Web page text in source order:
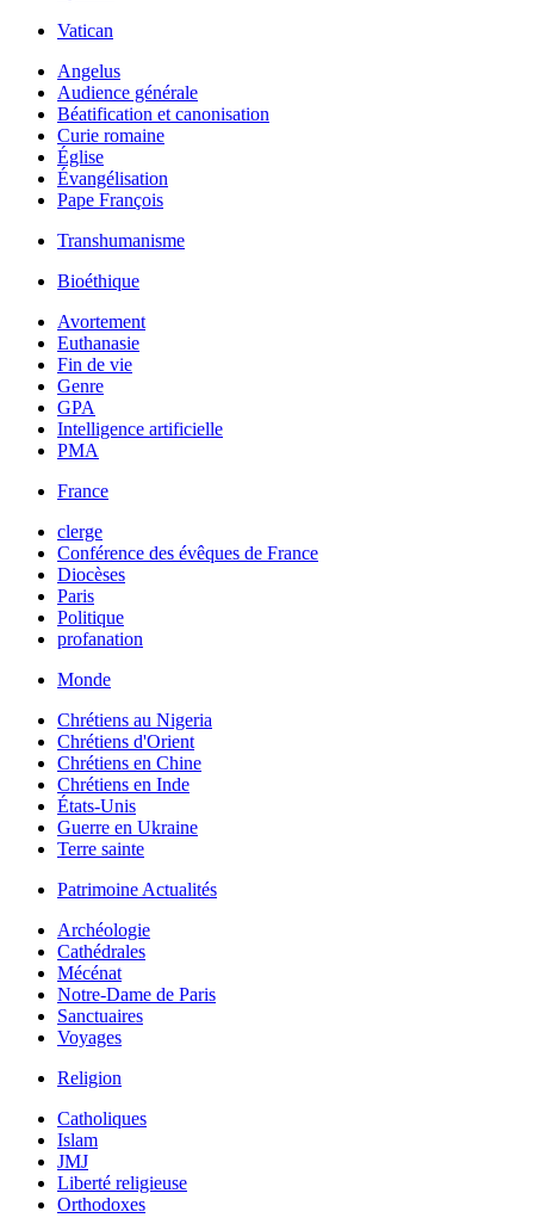
Vatican
Angelus
Audience générale
Béatification et canonisation
Curie romaine
Église
Évangélisation
Pape François
Transhumanisme
Bioéthique
Avortement
Euthanasie
Fin de vie
Genre
GPA
Intelligence artificielle
PMA
France
clerge
Conférence des évêques de France
Diocèses
Paris
Politique
profanation
Monde
Chrétiens au Nigeria
Chrétiens d'Orient
Chrétiens en Chine
Chrétiens en Inde
États-Unis
Guerre en Ukraine
Terre sainte
Patrimoine Actualités
Archéologie
Cathédrales
Mécénat
Notre-Dame de Paris
Sanctuaires
Voyages
Religion
Catholiques
Islam
JMJ
Liberté religieuse
Orthodoxes